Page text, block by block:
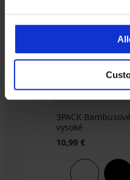
49,99
€
3PACK
vysoké
10,99 €